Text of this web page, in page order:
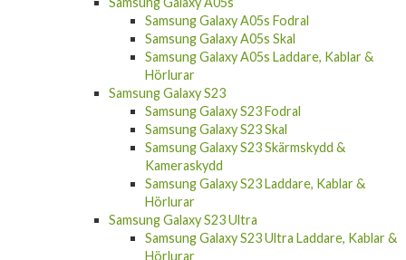
Samsung Galaxy A15 Skärmskydd &
Kameraskydd
Samsung Galaxy A15 Laddare, Kablar &
Hörlurar
Samsung Galaxy A05s
Samsung Galaxy A05s Fodral
Samsung Galaxy A05s Skal
Samsung Galaxy A05s Laddare, Kablar &
Hörlurar
Samsung Galaxy S23
Samsung Galaxy S23 Fodral
Samsung Galaxy S23 Skal
Samsung Galaxy S23 Skärmskydd &
Kameraskydd